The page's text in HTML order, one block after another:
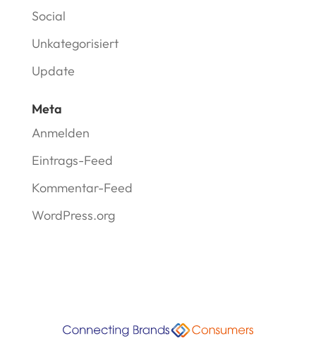
Social
Unkategorisiert
Update
Meta
Anmelden
Eintrags-Feed
Kommentar-Feed
WordPress.org